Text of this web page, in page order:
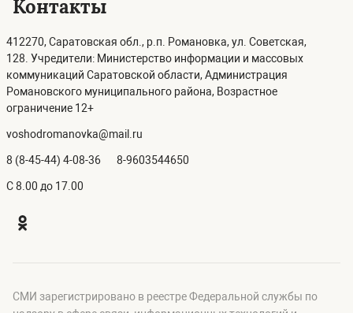
Контакты
412270, Саратовская обл., р.п. Романовка, ул. Советская,
128. Учредители: Министерство информации и массовых
коммуникаций Саратовской области, Администрация
Романовского муниципального района, Возрастное
ограничение 12+
voshodromanovka@mail.ru
8 (8-45-44) 4-08-36 8-9603544650
C 8.00 до 17.00
СМИ зарегистрировано в реестре Федеральной службы по